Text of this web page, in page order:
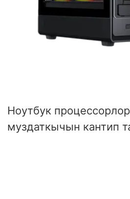
Ноутбук
муздаткычын кантип